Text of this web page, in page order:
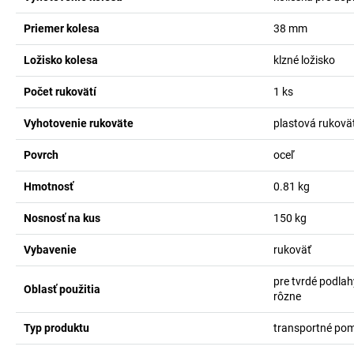
Priemer kolesa 38 mm
Ložisko kolesa klzné ložisko
Počet rukovätí 1 ks
Vyhotovenie rukoväte plastová
Povrch oceľ
Hmotnosť 0.81 kg
Nosnosť na kus 150 kg
Vybavenie rukoväť
Oblasť použitia
pre tvrdé
rôzne
Typ produktu transportné